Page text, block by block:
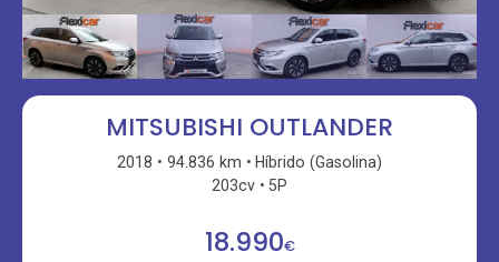
MITSUBISHI OUTLANDER
2018 94.836 km
Híbrido (Gasolina)
203cv
5P
18.990€